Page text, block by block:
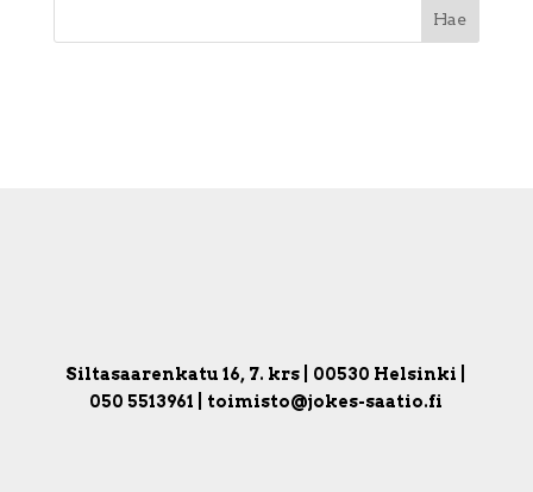
Siltasaarenkatu 16, 7. krs | 00530 Helsinki |
050 5513961 | toimisto@jokes-saatio.fi